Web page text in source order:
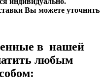
Вы можете уточнить
в нашей
любым